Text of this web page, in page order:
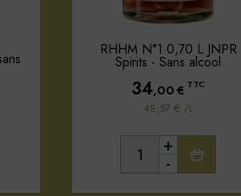
RHHM N°1 0,70 L JNPR
Spirits - Sans alcool
34,00€ TTC
48,57 € /L
-
+